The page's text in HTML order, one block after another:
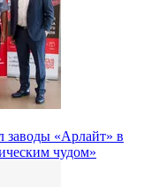
заводы «Арлайт» в
чудом»